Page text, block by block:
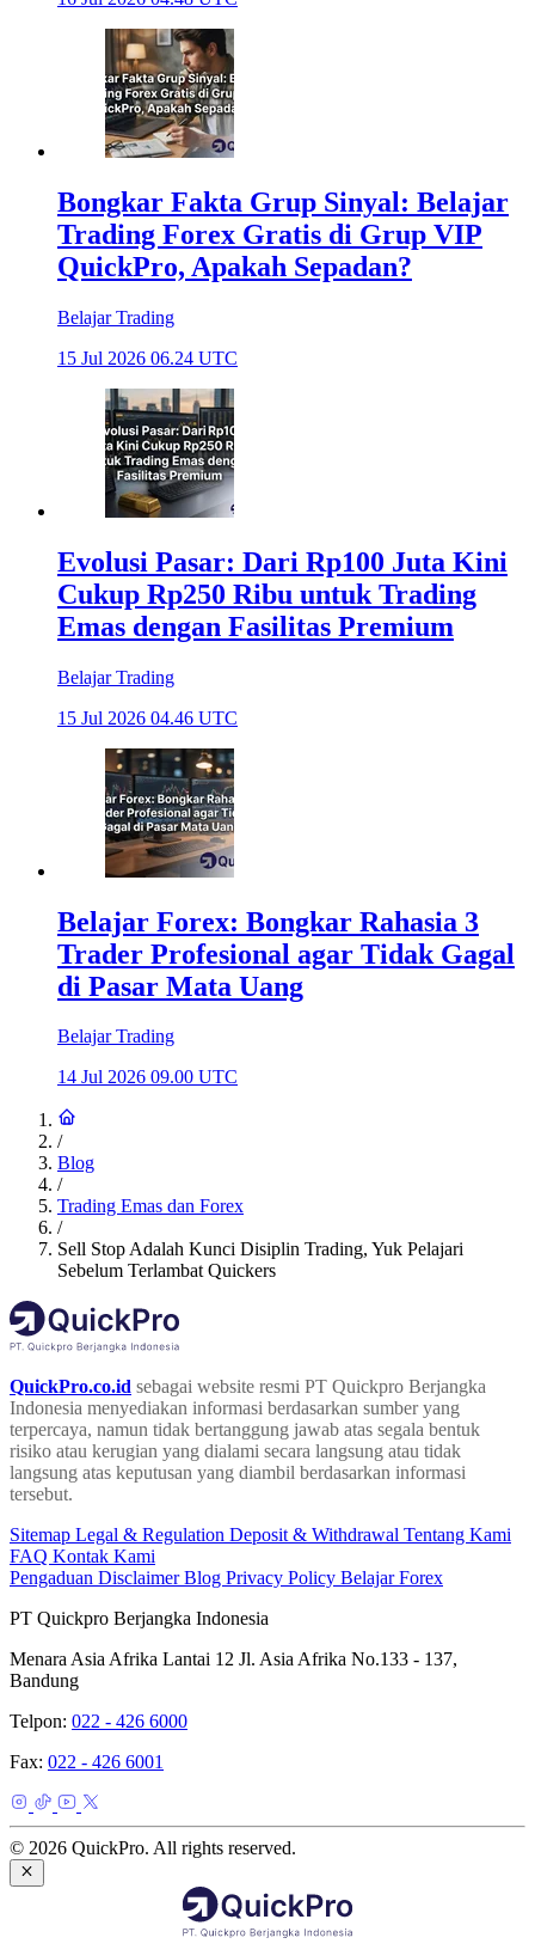
Bongkar Fakta Grup Sinyal: Belajar
Trading Forex Gratis di Grup VIP
QuickPro, Apakah Sepadan?
Belajar Trading
15 Jul 2026 06.24 UTC
Evolusi Pasar: Dari Rp100 Juta Kini
Cukup Rp250 Ribu untuk Trading
Emas dengan Fasilitas Premium
Belajar Trading
15 Jul 2026 04.46 UTC
Belajar Forex: Bongkar Rahasia 3
Trader Profesional agar Tidak Gagal
di Pasar Mata Uang
Belajar Trading
14 Jul 2026 09.00 UTC
/
Blog
/
Trading Emas dan Forex
/
Sell Stop Adalah Kunci Disiplin Trading, Yuk Pelajari
Sebelum Terlambat Quickers
QuickPro.co.id sebagai website resmi PT Quickpro Berjangka
Indonesia menyediakan informasi berdasarkan sumber yang
terpercaya, namun tidak bertanggung jawab atas segala bentuk
risiko atau kerugian yang dialami secara langsung atau tidak
langsung atas keputusan yang diambil berdasarkan informasi
tersebut.
Sitemap Legal & Regulation Deposit & Withdrawal Tentang Kami
FAQ Kontak Kami
Pengaduan DisclaimerBlog Privacy Policy Belajar Forex
PT Quickpro Berjangka Indonesia
Menara Asia Afrika Lantai 12 Jl. Asia Afrika No.133 - 137,
Bandung
Telpon: 022 - 426 6000
Fax: 022 - 426 6001
© 2026 QuickPro. All rights reserved.